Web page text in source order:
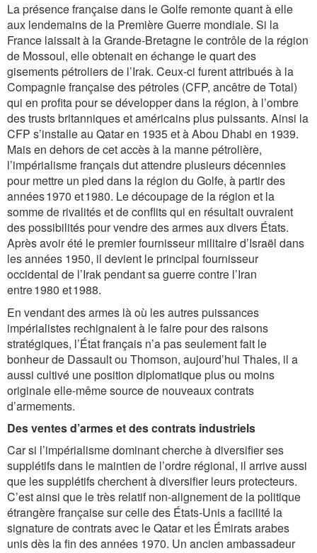
La présence française dans le Golfe remonte quant à elle
aux lendemains de la Première Guerre mondiale. Si la
France laissait à la Grande-Bretagne le contrôle de la région
de Mossoul, elle obtenait en échange le quart des
gisements pétroliers de l’Irak. Ceux-ci furent attribués à la
Compagnie française des pétroles (CFP, ancêtre de Total)
qui en profita pour se développer dans la région, à l’ombre
des trusts britanniques et américains plus puissants. Ainsi la
CFP s’installe au Qatar en 1935 et à Abou Dhabi en 1939.
Mais en dehors de cet accès à la manne pétrolière,
l’impérialisme français dut attendre plusieurs décennies
pour mettre un pied dans la région du Golfe, à partir des
années 1970 et 1980. Le découpage de la région et la
somme de rivalités et de conflits qui en résultait ouvraient
des possibilités pour vendre des armes aux divers États.
Après avoir été le premier fournisseur militaire d’Israël dans
les années 1950, il devient le principal fournisseur
occidental de l’Irak pendant sa guerre contre l’Iran
entre 1980 et 1988.
En vendant des armes là où les autres puissances
impérialistes rechignaient à le faire pour des raisons
stratégiques, l’État français n’a pas seulement fait le
bonheur de Dassault ou Thomson, aujourd’hui Thales, il a
aussi cultivé une position diplomatique plus ou moins
originale elle-même source de nouveaux contrats
d’armements.
Des ventes d’armes et des contrats industriels
Car si l’impérialisme dominant cherche à diversifier ses
supplétifs dans le maintien de l’ordre régional, il arrive aussi
que les supplétifs cherchent à diversifier leurs protecteurs.
C’est ainsi que le très relatif non-alignement de la politique
étrangère française sur celle des États-Unis a facilité la
signature de contrats avec le Qatar et les Émirats arabes
unis dès la fin des années 1970. Un ancien ambassadeur